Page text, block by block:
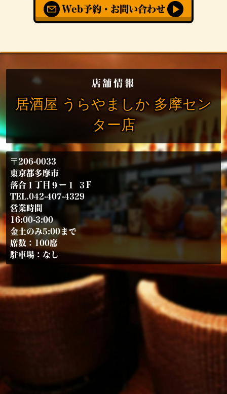
Web予約・お問い合わせ
店舗情報
居酒屋 うらやましか 多摩セン
ター店
〒206-0033
東京都多摩市
落合１丁目９ー１ ３F
TEL.042-407-4329
営業時間
16:00-3:00
金土のみ5:00まで
席数：100席
駐車場：なし